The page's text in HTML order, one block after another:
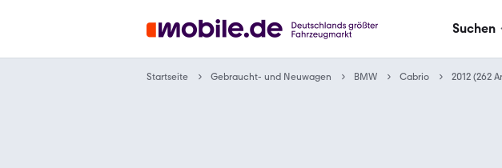
Suchen
Startseite Gebraucht- und Neuwagen BMW Cabrio 2012 (262